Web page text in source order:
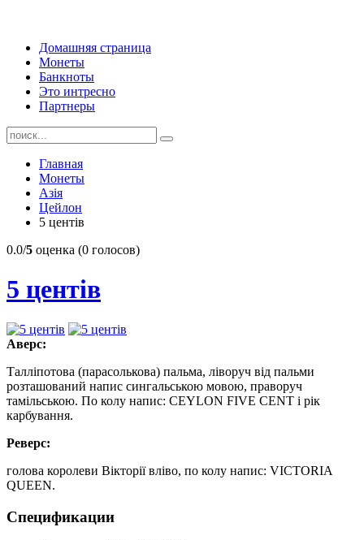
Домашняя страница
Монеты
Банкноты
Это интресно
Партнеры
Главная
Монеты
Азія
Цейлон
5 центів
0.0/5 оценка (0 голосов)
5 центів
Аверс:
Талліпотова (парасолькова) пальма, ліворуч від пальми
розташований напис сингальською мовою, праворуч
тамільською. По колу напис: CEYLON FIVE CENT і рік
карбування.
Реверс:
голова королеви Вікторії вліво, по колу напис: VICTORIA
QUEEN.
Спецификации